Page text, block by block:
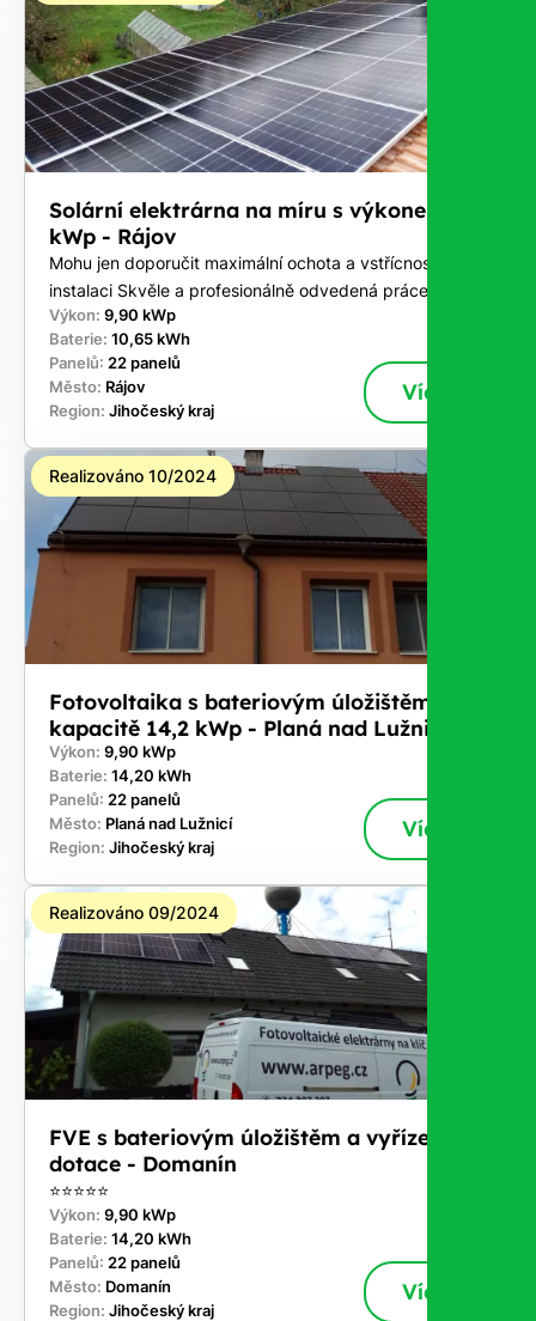
Solární elektrárna na míru s výkonem 9,9
kWp - Rájov
Mohu jen doporučit maximální ochota a vstřícnost při
instalaci Skvěle a profesionálně odvedená práce .
Výkon: 9,90 kWp
Baterie: 10,65 kWh
Panelů: 22 panelů
Město: Rájov
Region: Jihočeský kraj
Více
Realizováno 10/2024
Fotovoltaika s bateriovým úložištěm o
kapacitě 14,2 kWp - Planá nad Lužnicí
Výkon: 9,90 kWp
Baterie: 14,20 kWh
Panelů: 22 panelů
Město: Planá nad Lužnicí
Region: Jihočeský kraj
Více
Realizováno 09/2024
FVE s bateriovým úložištěm a vyřízením
dotace - Domanín
⭐⭐⭐⭐⭐
Výkon: 9,90 kWp
Baterie: 14,20 kWh
Panelů: 22 panelů
Město: Domanín
Region: Jihočeský kraj
Více